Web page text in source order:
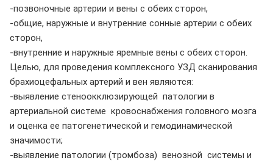
-позвоночные артерии и вены с обеих сторон,
-общие, наружные и внутренние сонные артерии с обеих
сторон,
-внутренние и наружные яремные вены с обеих сторон.
Целью, для проведения комплексного УЗД сканирования
брахиоцефальных артерий и вен являются:
-выявление стеноокклюзирующей патологии в
артериальной системе кровоснабжения головного мозга
и оценка ее патогенетической и гемодинамической
значимости;
-выявление патологии (тромбоза) венозной системы и